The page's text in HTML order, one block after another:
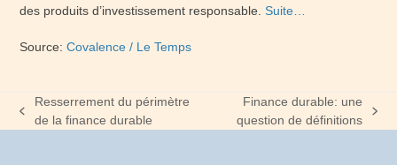
des produits d’investissement responsable.Suite…
Source:Covalence / Le Temps
previous
Resserrement du périmètre
de la finance durable
next
Finance durable: une
question de définitions